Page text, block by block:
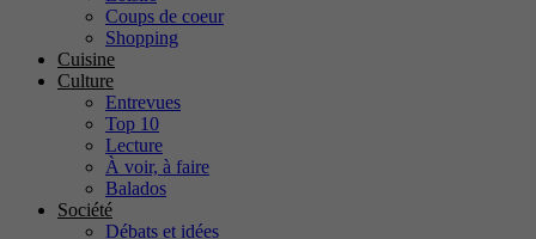
Coups de coeur
Shopping
Cuisine
Culture
Entrevues
Top 10
Lecture
À voir, à faire
Balados
Société
Débats et idées